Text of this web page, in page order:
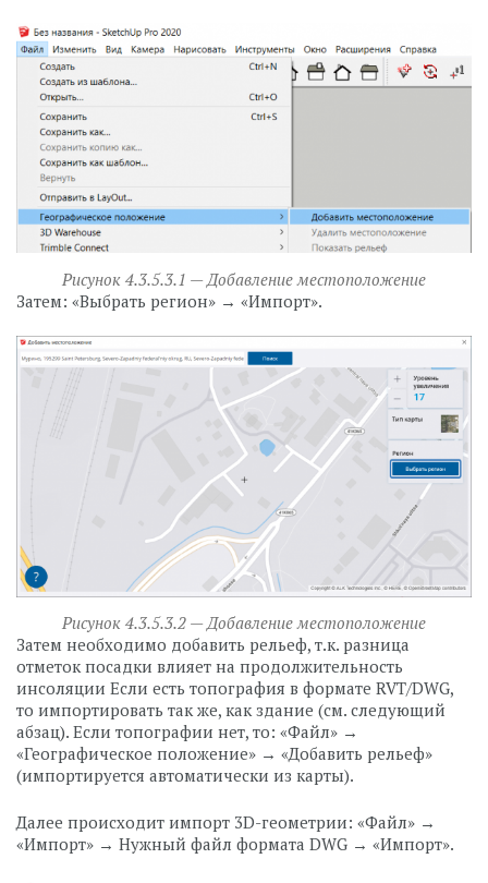
Рисунок 4.3.5.3.1 — Добавление местоположение
Затем: «Выбрать регион» → «Импорт».
Рисунок 4.3.5.3.2 — Добавление местоположение
Затем необходимо добавить рельеф, т.к. разница
отметок посадки влияет на продолжительность
инсоляции Если есть топография в формате RVT/DWG,
то импортировать так же, как здание (см. следующий
абзац). Если топографии нет, то: «Файл» →
«Географическое положение» → «Добавить рельеф»
(импортируется автоматически из карты).
Далее происходит импорт 3D-геометрии: «Файл» →
«Импорт» → Нужный файл формата DWG → «Импорт».